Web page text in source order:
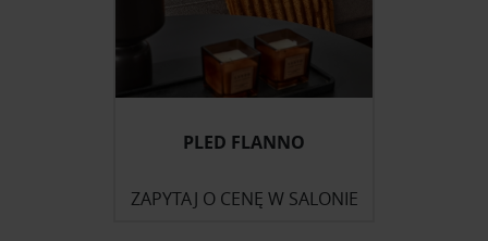
PLED FLANNO
ZAPYTAJ O CENĘ W SALONIE